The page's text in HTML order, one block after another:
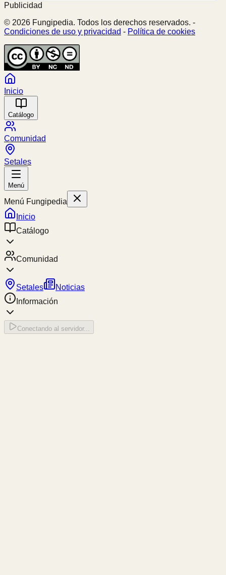
Publicidad
© 2026 Fungipedia. Todos los derechos reservados. -
Condiciones de uso y privacidad - Política de cookies
Inicio
Catálogo
Comunidad
Setales
Menú
Menú Fungipedia
Inicio
Catálogo
Comunidad
Setales
Noticias
Información
Conectando al servidor...